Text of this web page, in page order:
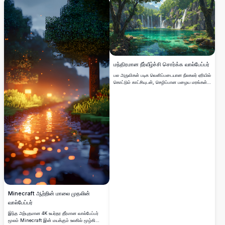
தெளிவுத்திறன் கலைப்படைப்பு பிக்சல் உலகில் ஒரு
வசதியான மாலையின் சூடான சூழலைப்
பிடிக்கிறது।
Minecraft ஆற்றின் மாலை முதலின்
வால்பேப்பர்
இந்த அற்புதமான 4K உயர்தர தீர்மான வால்பேப்பர்
மூலம் Minecraft இன் மயக்கும் உலகில் மூழ்கி
மந்திரமான நீர்வீழ்ச்சி சொர்க்க வால்பேப்பர்
பல அருவிகள் படிக வெளிப்படையான நீலகலர் ஏரியில்
கொட்டும் காட்சியுடன், செழிப்பான பழைய மரங்கள்